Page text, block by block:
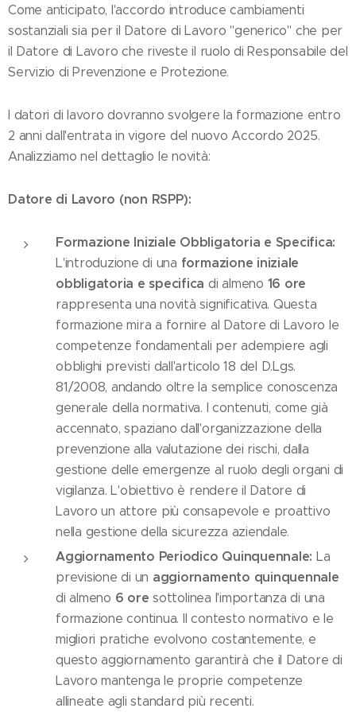
Come anticipato, l'accordo introduce cambiamenti
sostanziali sia per il Datore di Lavoro "generico" che per
il Datore di Lavoro che riveste il ruolo di Responsabile del
Servizio di Prevenzione e Protezione.
I datori di lavoro dovranno svolgere la formazione entro
2 anni dall'entrata in vigore del nuovo Accordo 2025.
Analizziamo nel dettaglio le novità:
Datore di Lavoro (non RSPP):
Formazione Iniziale Obbligatoria e Specifica:
L'introduzione di una formazione iniziale
obbligatoria e specifica di almeno 16 ore
rappresenta una novità significativa. Questa
formazione mira a fornire al Datore di Lavoro le
competenze fondamentali per adempiere agli
obblighi previsti dall'articolo 18 del D.Lgs.
81/2008, andando oltre la semplice conoscenza
generale della normativa. I contenuti, come già
accennato, spaziano dall'organizzazione della
prevenzione alla valutazione dei rischi, dalla
gestione delle emergenze al ruolo degli organi di
vigilanza. L'obiettivo è rendere il Datore di
Lavoro un attore più consapevole e proattivo
nella gestione della sicurezza aziendale.
Aggiornamento Periodico Quinquennale: La
previsione di un aggiornamento quinquennale
di almeno 6 ore sottolinea l'importanza di una
formazione continua. Il contesto normativo e le
migliori pratiche evolvono costantemente, e
questo aggiornamento garantirà che il Datore di
Lavoro mantenga le proprie competenze
allineate agli standard più recenti.